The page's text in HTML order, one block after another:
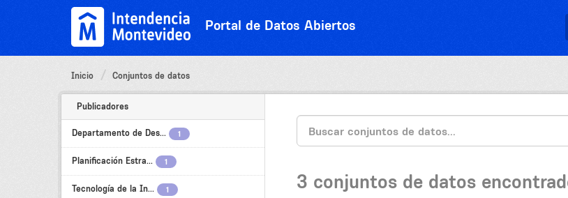
Portal de Datos Abiertos
Inicio Conjuntos de datos
Publicadores
Departamento de Des... 1
Planificación Estra... 1
Tecnología de la In... 1 3 conjuntos de datos